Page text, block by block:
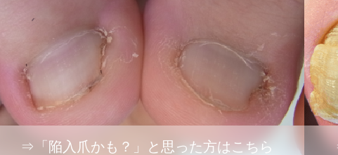
⇒「陥入爪かも？」と思った方はこちら